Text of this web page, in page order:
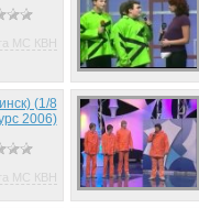
МС КВН
(1/8
2006)
МС КВН